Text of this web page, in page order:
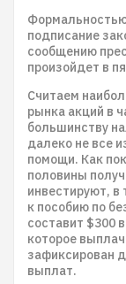
подписание
сообщению
произойдет в
Считаем
рынка акций в
большинству
далеко не все
помощи. Как
половины
инвестируют,
к пособию по
составит $300
которое
зафиксирован
выплат.